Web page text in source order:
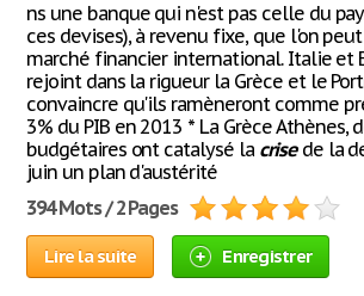
ns une banque qui n'est pas celle du
ces devises), à revenu fixe, que l'on
marché financier international. Italie et
rejoint dans la rigueur la Grèce et le
convaincre qu'ils ramèneront comme
3% du PIB en 2013 * La Grèce Athènes,
budgétaires ont catalysé la crisede la
juin un plan d'austérité
394 Mots / 2 Pages
Lire la suite Enregistrer